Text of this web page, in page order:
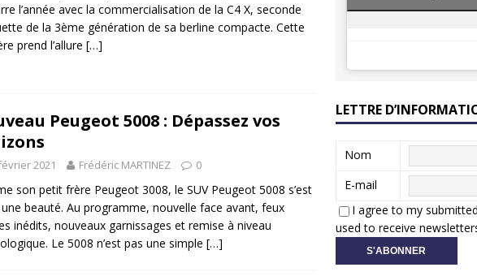
l’année avec la commercialisation de la C4 X, seconde
de la 3ème génération de sa berline compacte. Cette
prend l’allure […]
Peugeot 5008 : Dépassez vos
2021 Frédéric MARTINEZ 0
son petit frère Peugeot 3008, le SUV Peugeot 5008 s’est
beauté. Au programme, nouvelle face avant, feux
inédits, nouveaux garnissages et remise à niveau
Le 5008 n’est pas une simple […]
LETTRE
Nom
E-mail
I agree to my
used to receive